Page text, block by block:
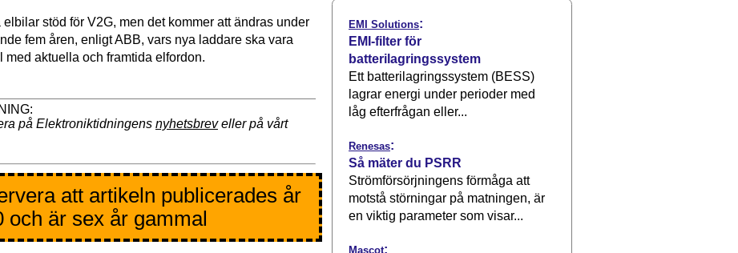
elbilar stöd för V2G, men det kommer att ändras under
fem åren, enligt ABB, vars nya laddare ska vara
med aktuella och framtida elfordon.
på Elektroniktidningens nyhetsbreveller på vårt
att artikeln publicerades år
och är sex år gammal
EMI Solutions:
EMI-filter för
batterilagringssystem
Ett batterilagringssystem (BESS)
lagrar energi under perioder med
låg efterfrågan eller...
Renesas:
Så mäter du PSRR
Strömförsörjningens förmåga att
motstå störningar på matningen, är
en viktig parameter som visar...
Mascot: